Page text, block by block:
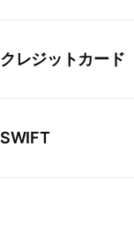
クレジットカード
SWIFT